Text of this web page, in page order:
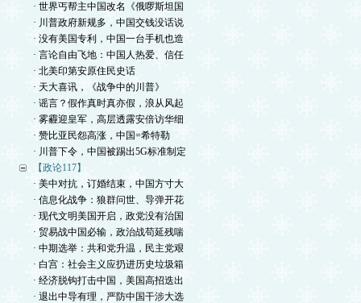
· 世界丐帮主中国改名《俄啰斯坦国
· 川普政府新规多，中国交钱没话说
· 没有美国专利，中国一台手机也造
· 言论自由飞地：中国人热爱、信任
· 北美印第安原住民史话
· 天大喜讯，《战争中的川普》
· 谣言？假作真时真亦假，浪从风起
· 雾霾迎皇军，高层透露安倍访华细
· 赞比亚民怨高涨，中国=希特勒
· 川普下令，中国被踢出5G标准制定
【政论117】
· 美中对抗，订婚结束，中国方寸大
· 信息化战争：狼群问世、导弹开花
· 现代文明美国开启，政党没有治国
· 贸易战中国必输，政治战苟延残喘
· 中期选举：共和党升温，民主党艰
· 白宫：社会主义应扔进历史垃圾箱
· 经济脱钩打击中国，美国高招迭出
· 退出中导有理，严防中国干涉大选